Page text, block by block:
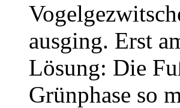
ausging. Erst
Lösung: Die
Grünphase so